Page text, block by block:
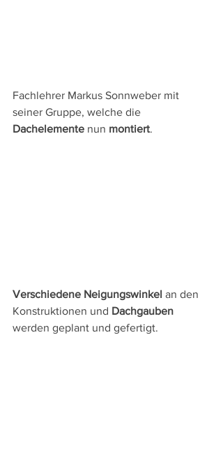
Fachlehrer Markus Sonnweber mit
seiner Gruppe, welche die
Dachelemente nun montiert.
Verschiedene Neigungswinkel an den
Konstruktionen und Dachgauben
werden geplant und gefertigt.